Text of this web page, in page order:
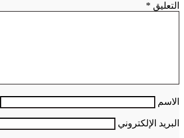
التعليق *
الاسم
البريد الإلكتروني